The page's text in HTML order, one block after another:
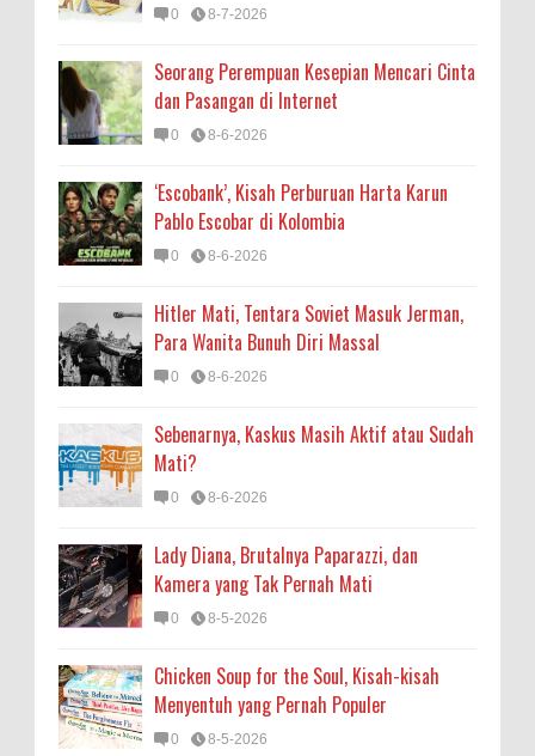
0 8-7-2026
Seorang Perempuan Kesepian Mencari Cinta
dan Pasangan di Internet
0 8-6-2026
‘Escobank’, Kisah Perburuan Harta Karun
Pablo Escobar di Kolombia
0 8-6-2026
Hitler Mati, Tentara Soviet Masuk Jerman,
Para Wanita Bunuh Diri Massal
0 8-6-2026
Sebenarnya, Kaskus Masih Aktif atau Sudah
Mati?
0 8-6-2026
Lady Diana, Brutalnya Paparazzi, dan
Kamera yang Tak Pernah Mati
0 8-5-2026
Chicken Soup for the Soul, Kisah-kisah
Menyentuh yang Pernah Populer
0 8-5-2026